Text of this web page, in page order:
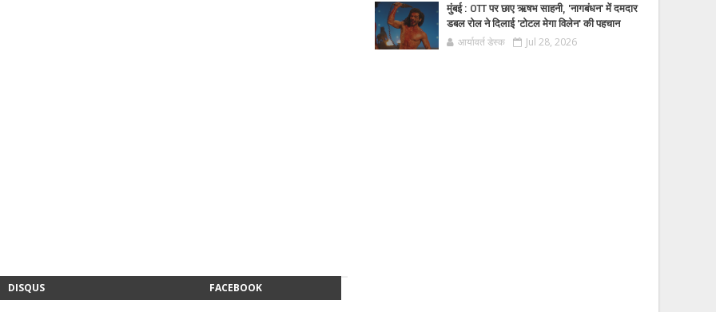
DISQUS FACEBOOK
मुंबई : OTT पर छाए ऋषभ साहनी, 'नागबंधन' में दमदार
डबल रोल ने दिलाई 'टोटल मेगा विलेन' की पहचान
आर्यावर्त डेस्क Jul 28, 2026